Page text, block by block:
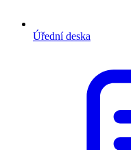
Úřední deska